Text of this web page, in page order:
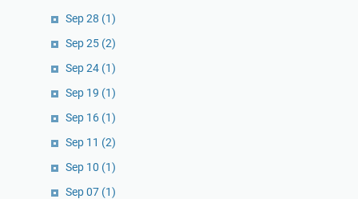
Sep 28 (1)
Sep 25 (2)
Sep 24 (1)
Sep 19 (1)
Sep 16 (1)
Sep 11 (2)
Sep 10 (1)
Sep 07 (1)